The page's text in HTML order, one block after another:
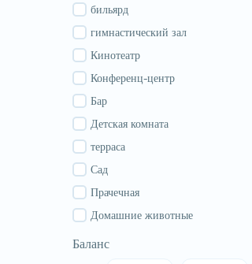
Абхазия
бильярд
гимнастический зал
Кинотеатр
Конференц-центр
Бар
Детская комната
терраса
Сад
Прачечная
Домашние животные
Баланс